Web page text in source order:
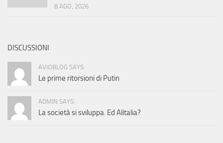
8 AGO, 2026
DISCUSSIONI
AVIOBLOG SAYS:
Le prime ritorsioni di Putin
ADMIN SAYS:
La società si sviluppa. Ed Alitalia?